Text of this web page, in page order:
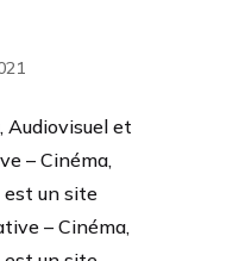
Audiovisuel et
– Cinéma,
est un site
– Cinéma,